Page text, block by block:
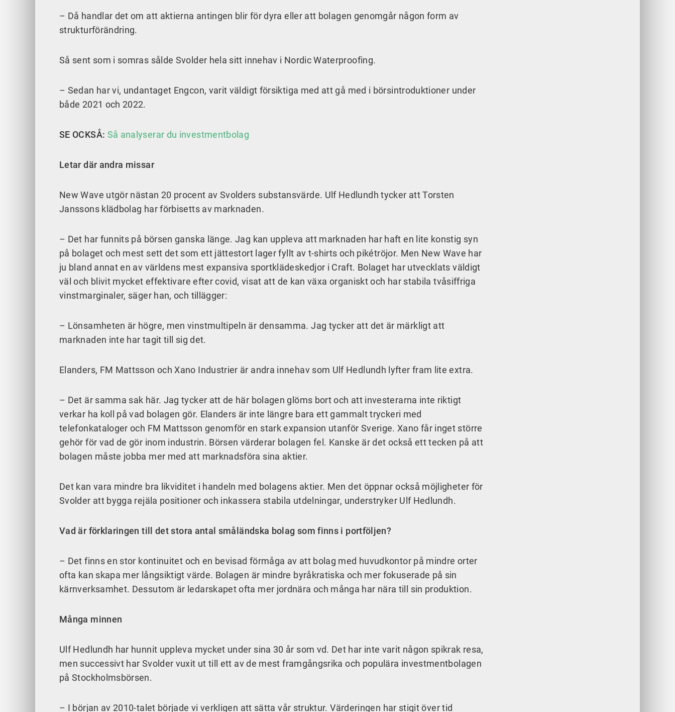
– Då handlar det om att aktierna antingen blir för dyra eller att bolagen genomgår någon form av
strukturförändring.
Så sent som i somras sålde Svolder hela sitt innehav i Nordic Waterproofing.
– Sedan har vi, undantaget Engcon, varit väldigt försiktiga med att gå med i börsintroduktioner under
både 2021 och 2022.
SE OCKSÅ: Så analyserar du investmentbolag
Letar där andra missar
New Wave utgör nästan 20 procent av Svolders substansvärde. Ulf Hedlundh tycker att Torsten
Janssons klädbolag har förbisetts av marknaden.
– Det har funnits på börsen ganska länge. Jag kan uppleva att marknaden har haft en lite konstig syn
på bolaget och mest sett det som ett jättestort lager fyllt av t-shirts och pikétröjor. Men New Wave har
ju bland annat en av världens mest expansiva sportklädeskedjor i Craft. Bolaget har utvecklats väldigt
väl och blivit mycket effektivare efter covid, visat att de kan växa organiskt och har stabila tvåsiffriga
vinstmarginaler, säger han, och tillägger:
– Lönsamheten är högre, men vinstmultipeln är densamma. Jag tycker att det är märkligt att
marknaden inte har tagit till sig det.
Elanders, FM Mattsson och Xano Industrier är andra innehav som Ulf Hedlundh lyfter fram lite extra.
– Det är samma sak här. Jag tycker att de här bolagen glöms bort och att investerarna inte riktigt
verkar ha koll på vad bolagen gör. Elanders är inte längre bara ett gammalt tryckeri med
telefonkataloger och FM Mattsson genomför en stark expansion utanför Sverige. Xano får inget större
gehör för vad de gör inom industrin. Börsen värderar bolagen fel. Kanske är det också ett tecken på att
bolagen måste jobba mer med att marknadsföra sina aktier.
Det kan vara mindre bra likviditet i handeln med bolagens aktier. Men det öppnar också möjligheter för
Svolder att bygga rejäla positioner och inkassera stabila utdelningar, understryker Ulf Hedlundh.
Vad är förklaringen till det stora antal småländska bolag som finns i portföljen?
– Det finns en stor kontinuitet och en bevisad förmåga av att bolag med huvudkontor på mindre orter
ofta kan skapa mer långsiktigt värde. Bolagen är mindre byråkratiska och mer fokuserade på sin
kärnverksamhet. Dessutom är ledarskapet ofta mer jordnära och många har nära till sin produktion.
Många minnen
Ulf Hedlundh har hunnit uppleva mycket under sina 30 år som vd. Det har inte varit någon spikrak resa,
men successivt har Svolder vuxit ut till ett av de mest framgångsrika och populära investmentbolagen
på Stockholmsbörsen.
– I början av 2010-talet började vi verkligen att sätta vår struktur. Värderingen har stigit över tid